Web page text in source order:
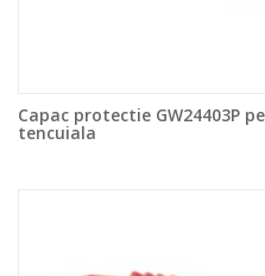
Capac protectie GW24403P
tencuiala